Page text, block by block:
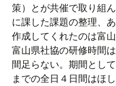
策）とが共催で取り組
に課した課題の整理、
作成してくれたのは富
富山県社協の研修時間
間足らない。期間とし
までの全日４日間はほし